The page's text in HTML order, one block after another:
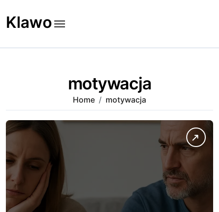
to
content
Klawo
motywacja
Home motywacja